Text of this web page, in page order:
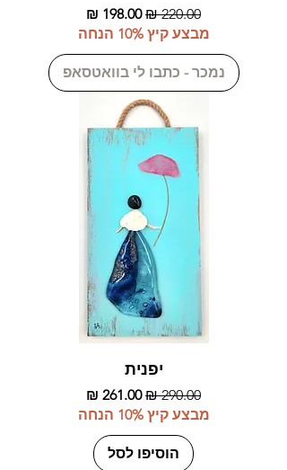
מחיר רגילמחיר מבצע
מבצע קיץ 10% הנחה
נמכר - כתבו לי בוואטסאפ
יפנית
מחיר רגילמחיר מבצע
מבצע קיץ 10% הנחה
הוסיפו לסל